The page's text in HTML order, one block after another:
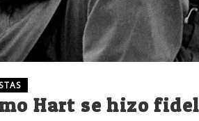
Hart se hizo